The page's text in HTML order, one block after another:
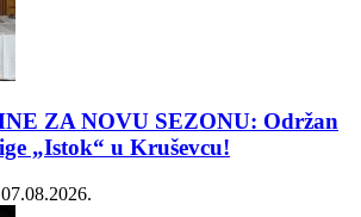
ZA NOVU SEZONU: Održan
„Istok“ u Kruševcu!
07.08.2026.